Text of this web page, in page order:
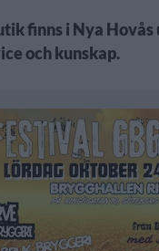
finns i Nya
och kunskap.